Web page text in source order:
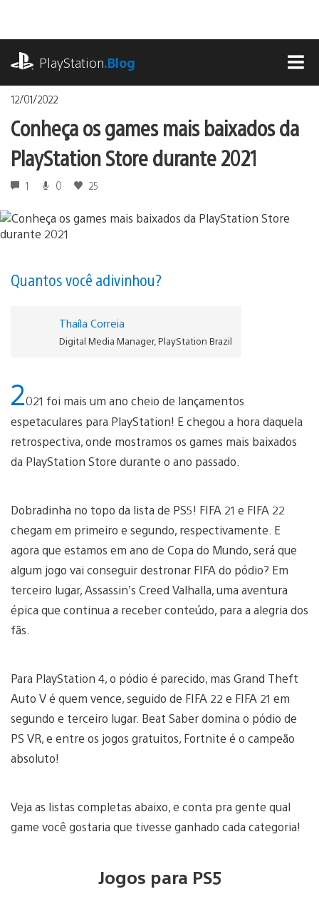
o
conteúdo
PlayStation.Blog
12/01/2022
Conheça os games mais baixados da
PlayStation Store durante 2021
1 0 25
Quantos você adivinhou?
Thaíla Correia
Digital Media Manager, PlayStation Brazil
2021 foi mais um ano cheio de lançamentos
espetaculares para PlayStation! E chegou a hora daquela
retrospectiva, onde mostramos os games mais baixados
da PlayStation Store durante o ano passado.
Dobradinha no topo da lista de PS5! FIFA 21 e FIFA 22
chegam em primeiro e segundo, respectivamente. E
agora que estamos em ano de Copa do Mundo, será que
algum jogo vai conseguir destronar FIFA do pódio? Em
terceiro lugar, Assassin’s Creed Valhalla, uma aventura
épica que continua a receber conteúdo, para a alegria dos
fãs.
Para PlayStation 4, o pódio é parecido, mas Grand Theft
Auto V é quem vence, seguido de FIFA 22 e FIFA 21 em
segundo e terceiro lugar. Beat Saber domina o pódio de
PS VR, e entre os jogos gratuitos, Fortnite é o campeão
absoluto!
Veja as listas completas abaixo, e conta pra gente qual
game você gostaria que tivesse ganhado cada categoria!
Jogos para PS5